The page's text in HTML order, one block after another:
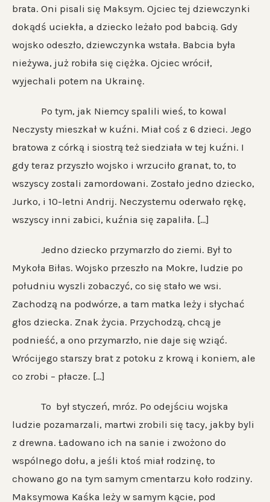
brata. Oni pisali się Maksym. Ojciec tej dziewczynki
dokądś uciekła, a dziecko leżało pod babcią. Gdy
wojsko odeszło, dziewczynka wstała. Babcia była
nieżywa, już robiła się ciężka. Ojciec wrócił,
wyjechali potem na Ukrainę.
Po tym, jak Niemcy spalili wieś, to kowal
Neczysty mieszkał w kuźni. Miał coś z 6 dzieci. Jego
bratowa z córką i siostrą też siedziała w tej kuźni. I
gdy teraz przyszło wojsko i wrzuciło granat, to, to
wszyscy zostali zamordowani. Zostało jedno dziecko,
Jurko, i 10-letni Andrij. Neczystemu oderwało rękę,
wszyscy inni zabici, kuźnia się zapaliła. […]
Jedno dziecko przymarzło do ziemi. Był to
Mykoła Biłas. Wojsko przeszło na Mokre, ludzie po
południu wyszli zobaczyć, co się stało we wsi.
Zachodzą na podwórze, a tam matka leży i słychać
głos dziecka. Znak życia. Przychodzą, chcą je
podnieść, a ono przymarzło, nie daje się wziąć.
Wrócijego starszy brat z potoku z krową i koniem, ale
co zrobi – płacze. […]
To był styczeń, mróz. Po odejściu wojska
ludzie pozamarzali, martwi zrobili się tacy, jakby byli
z drewna. Ładowano ich na sanie i zwożono do
wspólnego dołu, a jeśli ktoś miał rodzinę, to
chowano go na tym samym cmentarzu koło rodziny.
Maksymowa Kaśka leży w samym kącie, pod